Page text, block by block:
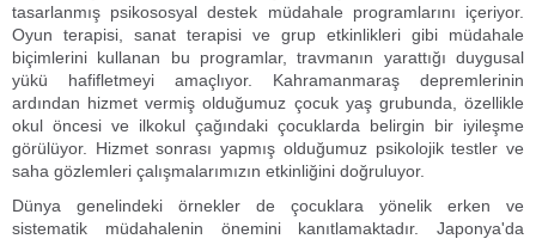
tasarlanmış psikososyal destek müdahale programlarını içeriyor.
Oyun terapisi, sanat terapisi ve grup etkinlikleri gibi müdahale
biçimlerini kullanan bu programlar, travmanın yarattığı duygusal
yükü hafifletmeyi amaçlıyor. Kahramanmaraş depremlerinin
ardından hizmet vermiş olduğumuz çocuk yaş grubunda, özellikle
okul öncesi ve ilkokul çağındaki çocuklarda belirgin bir iyileşme
görülüyor. Hizmet sonrası yapmış olduğumuz psikolojik testler ve
saha gözlemleri çalışmalarımızın etkinliğini doğruluyor.
Dünya genelindeki örnekler de çocuklara yönelik erken ve
sistematik müdahalenin önemini kanıtlamaktadır. Japonya'da